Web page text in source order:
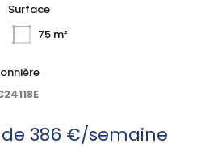
Surface
75 m²
386 €/semaine